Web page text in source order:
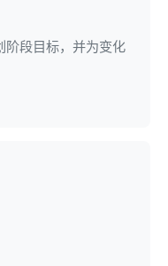
阶段目标，并为变化